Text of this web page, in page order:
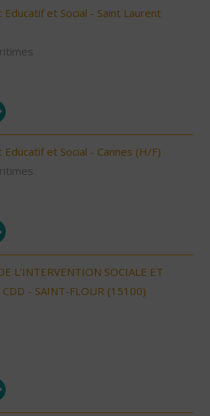
Educatif et Social - Saint Laurent
Educatif et Social - Cannes (H/F)
L'INTERVENTION SOCIALE ET
CDD - SAINT-FLOUR (15100)